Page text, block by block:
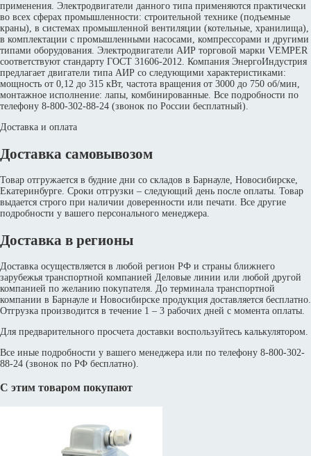
применения. Электродвигатели данного типа применяются практически
во всех сферах промышленности: строительной технике (подъемные
краны), в системах промышленной вентиляции (котельные, хранилища),
в комплектации с промышленными насосами, компрессорами и другими
типами оборудования. Электродвигатели АИР торговой марки VEMPER
соответствуют стандарту ГОСТ 31606-2012. Компания ЭнергоИндустрия
предлагает двигатели типа АИР со следующими характеристиками:
мощность от 0,12 до 315 кВт, частота вращения от 3000 до 750 об/мин,
монтажное исполнение: лапы, комбинированные. Все подробности по
телефону 8-800-302-88-24 (звонок по России бесплатный).
Доставка и оплата
Доставка самовывозом
Товар отгружается в будние дни со складов в Барнауле, Новосибирске,
Екатеринбурге. Сроки отгрузки – следующий день после оплаты. Товар
выдается строго при наличии доверенности или печати. Все другие
подробности у вашего персонального менеджера.
Доставка в регионы
Доставка осуществляется в любой регион РФ и страны ближнего
зарубежья транспортной компанией Деловые линии или любой другой
компанией по желанию покупателя. До терминала транспортной
компании в Барнауле и Новосибирске продукция доставляется бесплатно.
Отгрузка производится в течение 1 – 3 рабочих дней с момента оплаты.
Для предварительного просчета доставки воспользуйтесь калькулятором.
Все иные подробности у вашего менеджера или по телефону 8-800-302-
88-24 (звонок по РФ бесплатно).
С этим товаром покупают